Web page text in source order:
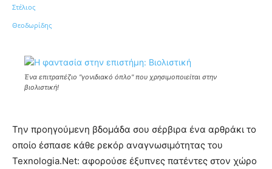
Ένα επιτραπέζιο "γονιδιακό όπλο" που χρησιμοποιείται στην
βιολιστική!
Την προηγούμενη βδομάδα σου σέρβιρα ένα αρθράκι το
οποίο έσπασε κάθε ρεκόρ αναγνωσιμότητας του
Texnologia.Net: αφορούσε έξυπνες πατέντες στον χώρο